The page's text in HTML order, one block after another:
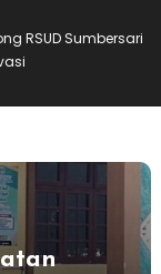
RSUD Sumbersari